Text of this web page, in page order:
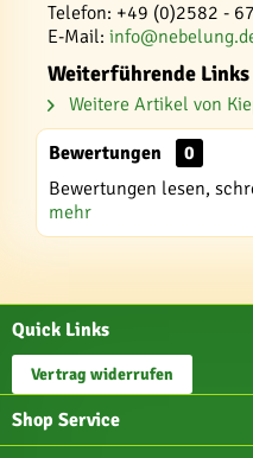
Telefon: +49 (0)2582 -
E-Mail:
Weiterführende
Weitere Artikel von
Bewertungen
0
Bewertungen lesen,
mehr
Quick Links
Vertrag widerrufen
Shop Service